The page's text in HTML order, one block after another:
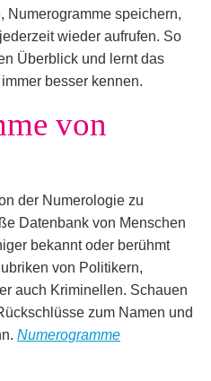
Numerogramme speichern,
wieder aufrufen. So
Überblick und lernt das
besser kennen.
von
der Numerologie zu
Datenbank von Menschen
bekannt oder berühmt
von Politikern,
auch Kriminellen. Schauen
zum Namen und
Numerogramme